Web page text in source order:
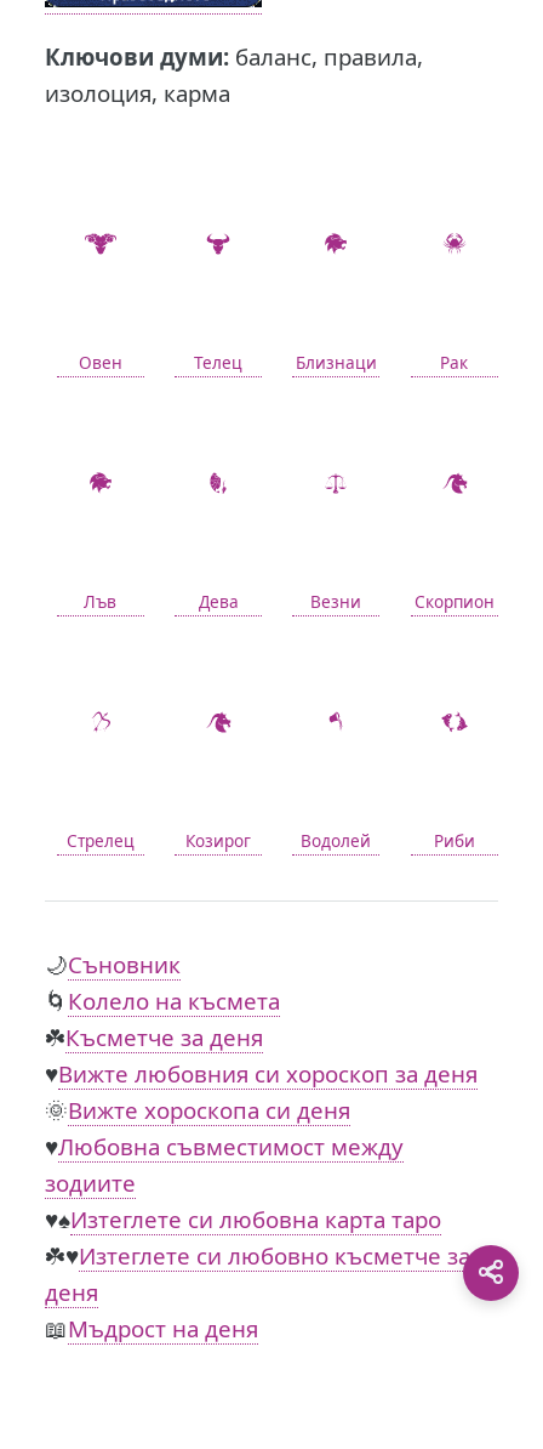
Ключови думи: баланс, правила,
изолоция, карма
Овен Телец Близнаци Рак
Лъв Дева Везни Скорпион
Стрелец Козирог Водолей Риби
🌙Съновник
🌀 Колело на късмета
☘️Късметче за деня
♥️Вижте любовния си хороскоп за деня
🌞Вижте хороскопа си деня
♥️Любовна съвместимост между
зодиите
♥️♠️Изтеглете си любовна карта таро
☘️♥️Изтеглете си любовно късметче за
деня
📖Мъдрост на деня